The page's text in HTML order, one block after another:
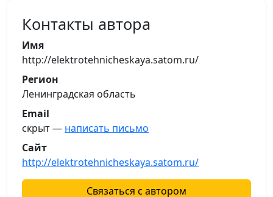
Контакты автора
Имя
http://elektrotehnicheskaya.satom.ru/
Регион
Ленинградская область
Email
скрыт — написать письмо
Сайт
http://elektrotehnicheskaya.satom.ru/
Связаться с автором